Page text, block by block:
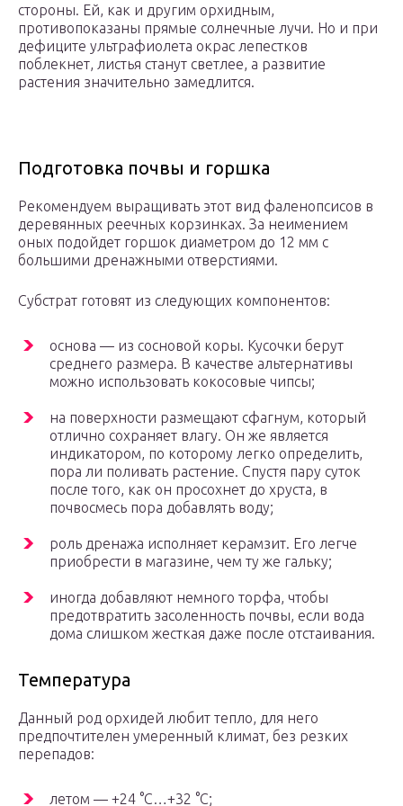
стороны. Ей, как и другим орхидным,
противопоказаны прямые солнечные лучи. Но и при
дефиците ультрафиолета окрас лепестков
поблекнет, листья станут светлее, а развитие
растения значительно замедлится.
Подготовка почвы и горшка
Рекомендуем выращивать этот вид фаленопсисов в
деревянных реечных корзинках. За неимением
оных подойдет горшок диаметром до 12 мм с
большими дренажными отверстиями.
Субстрат готовят из следующих компонентов:
основа — из сосновой коры. Кусочки берут
среднего размера. В качестве альтернативы
можно использовать кокосовые чипсы;
на поверхности размещают сфагнум, который
отлично сохраняет влагу. Он же является
индикатором, по которому легко определить,
пора ли поливать растение. Спустя пару суток
после того, как он просохнет до хруста, в
почвосмесь пора добавлять воду;
роль дренажа исполняет керамзит. Его легче
приобрести в магазине, чем ту же гальку;
иногда добавляют немного торфа, чтобы
предотвратить засоленность почвы, если вода
дома слишком жесткая даже после отстаивания.
Температура
Данный род орхидей любит тепло, для него
предпочтителен умеренный климат, без резких
перепадов:
летом — +24 °C…+32 °С;